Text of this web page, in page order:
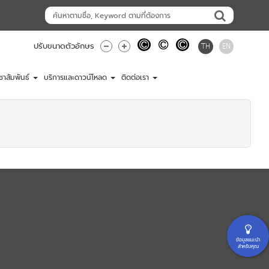
ปรับขนาดตัวอักษร TH EN
าสัมพันธ์ บริการและดาวน์โหลด ติดต่อเรา
ข้อมูลแนะนำ
สำหรับคุณ